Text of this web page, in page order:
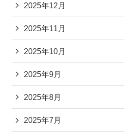
2025年12月
2025年11月
2025年10月
2025年9月
2025年8月
2025年7月